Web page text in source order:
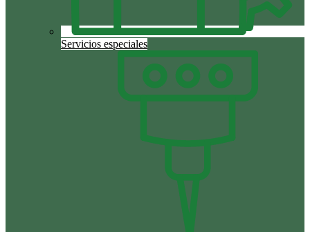
Servicios especiales